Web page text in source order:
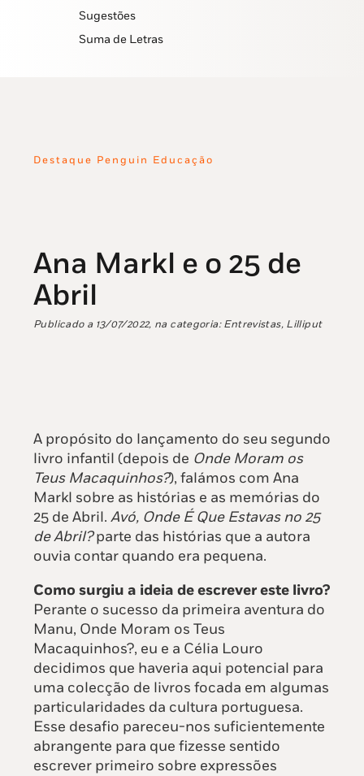
Sugestões
Suma de Letras
Destaque Penguin Educação
Ana Markl e o 25 de
Abril
Publicado a 13/07/2022, na categoria: Entrevistas, Lilliput
A propósito do lançamento do seu segundo
livro infantil (depois de Onde Moram os
Teus Macaquinhos?), falámos com Ana
Markl sobre as histórias e as memórias do
25 de Abril. Avó, Onde É Que Estavas no 25
de Abril?parte das histórias que a autora
ouvia contar quando era pequena.
Como surgiu a ideia de escrever este livro?
Perante o sucesso da primeira aventura do
Manu, Onde Moram os Teus
Macaquinhos?, eu e a Célia Louro
decidimos que haveria aqui potencial para
uma colecção de livros focada em algumas
particularidades da cultura portuguesa.
Esse desafio pareceu-nos suficientemente
abrangente para que fizesse sentido
escrever primeiro sobre expressões